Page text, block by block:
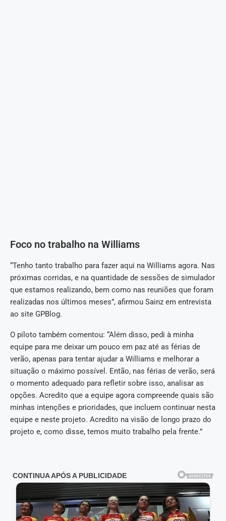
Foco no trabalho na Williams
“Tenho tanto trabalho para fazer aqui na Williams agora. Nas
próximas corridas, e na quantidade de sessões de simulador
que estamos realizando, bem como nas reuniões que foram
realizadas nos últimos meses”, afirmou Sainz em entrevista
ao site GPBlog.
O piloto também comentou: “Além disso, pedi à minha
equipe para me deixar um pouco em paz até as férias de
verão, apenas para tentar ajudar a Williams e melhorar a
situação o máximo possível. Então, nas férias de verão, será
o momento adequado para refletir sobre isso, analisar as
opções. Acredito que a equipe agora compreende quais são
minhas intenções e prioridades, que incluem continuar nesta
equipe e neste projeto. Acredito na visão de longo prazo do
projeto e, como disse, temos muito trabalho pela frente.”